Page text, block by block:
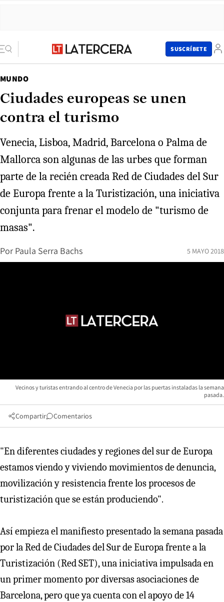
SUSCRÍBETE
MUNDO
Ciudades europeas se unen
contra el turismo
Venecia, Lisboa, Madrid, Barcelona o Palma de
Mallorca son algunas de las urbes que forman
parte de la recién creada Red de Ciudades del Sur
de Europa frente a la Turistización, una iniciativa
conjunta para frenar el modelo de "turismo de
masas".
Por Paula Serra Bachs 5 MAYO 2018
Vecinos y turistas entrando al centro de Venecia por las puertas instaladas la semana
pasada.
Compartir Comentarios
"En diferentes ciudades y regiones del sur de Europa
estamos viendo y viviendo movimientos de denuncia,
movilización y resistencia frente los procesos de
turistización que se están produciendo".
Así empieza el manifiesto presentado la semana pasada
por la Red de Ciudades del Sur de Europa frente a la
Turistización (Red SET), una iniciativa impulsada en
un primer momento por diversas asociaciones de
Barcelona, pero que ya cuenta con el apoyo de 14